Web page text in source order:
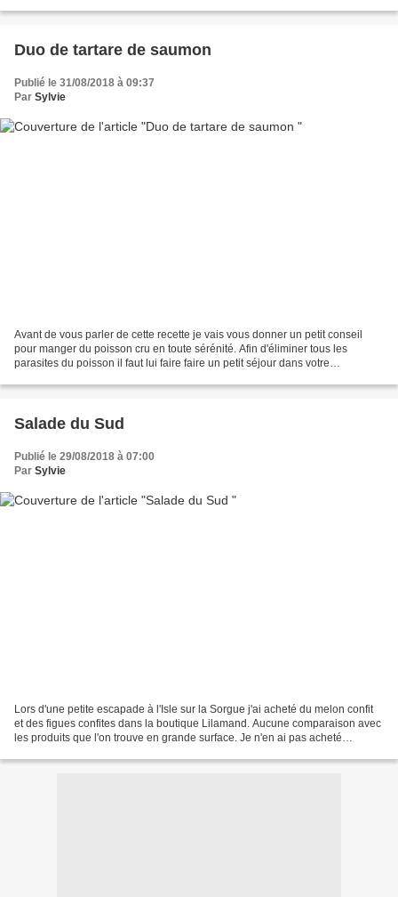
Duo de tartare de saumon
Publié le 31/08/2018 à 09:37
Par Sylvie
Avant de vous parler de cette recette je vais vous donner un petit conseil
pour manger du poisson cru en toute sérénité. Afin d'éliminer tous les
parasites du poisson il faut lui faire faire un petit séjour dans votre
Salade du Sud
Publié le 29/08/2018 à 07:00
Par Sylvie
Lors d'une petite escapade à l'Isle sur la Sorgue j'ai acheté du melon confit
et des figues confites dans la boutique Lilamand. Aucune comparaison avec
les produits que l'on trouve en grande surface. Je n'en ai pas acheté